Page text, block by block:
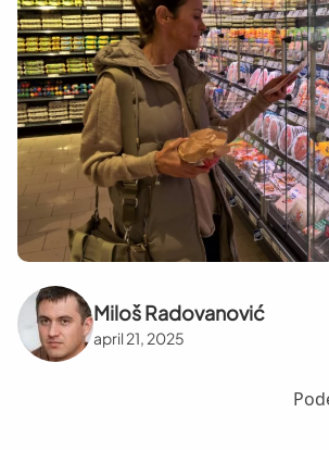
Miloš Radovanović
april 21, 2025